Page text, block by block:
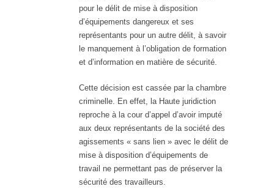
pour le délit de mise à disposition
d’équipements dangereux et ses
représentants pour un autre délit, à savoir
le manquement à l’obligation de formation
et d’information en matière de sécurité.
Cette décision est cassée par la chambre
criminelle. En effet, la Haute juridiction
reproche à la cour d’appel d’avoir imputé
aux deux représentants de la société des
agissements « sans lien » avec le délit de
mise à disposition d’équipements de
travail ne permettant pas de préserver la
sécurité des travailleurs.